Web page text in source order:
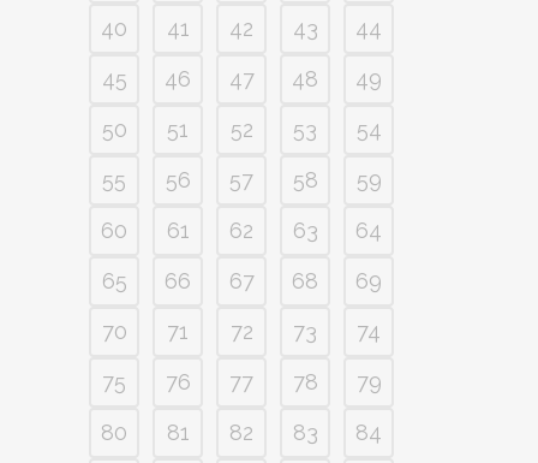
40
41 42 43
44
45
46 47 48
49
50
51 52 53
54
55
56 57 58
59
60
61 62 63
64
65
66 67 68
69
70
71 72 73
74
75
76 77 78
79
80
81 82 83
84